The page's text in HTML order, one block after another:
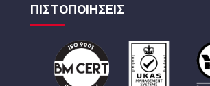
ΠΙΣΤΟΠΟΙΗΣΕΙΣ